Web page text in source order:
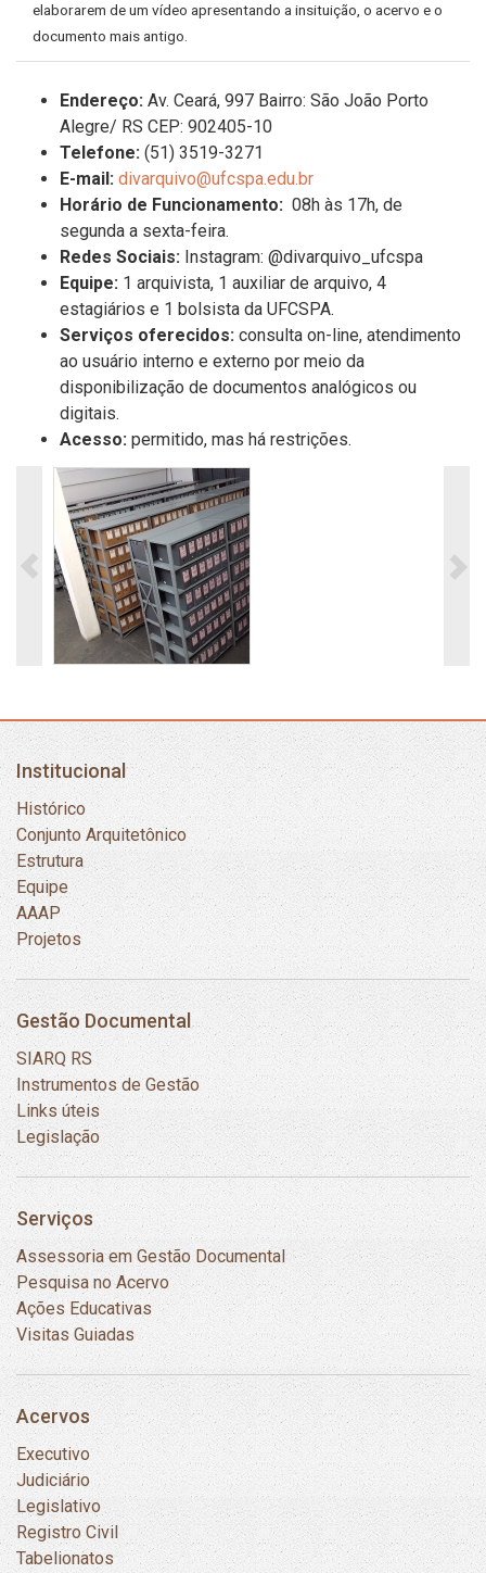
elaborarem de um vídeo apresentando a insituição, o acervo e o
documento mais antigo.
Endereço: Av. Ceará, 997 Bairro: São João Porto
Alegre/ RS CEP: 902405-10
Telefone: (51) 3519-3271
E-mail: divarquivo@ufcspa.edu.br
Horário de Funcionamento: 08h às 17h, de
segunda a sexta-feira.
Redes Sociais: Instagram: @divarquivo_ufcspa
Equipe: 1 arquivista, 1 auxiliar de arquivo, 4
estagiários e 1 bolsista da UFCSPA.
Serviços oferecidos: consulta on-line, atendimento
ao usuário interno e externo por meio da
disponibilização de documentos analógicos ou
digitais.
Acesso: permitido, mas há restrições.
Institucional
Histórico
Conjunto Arquitetônico
Estrutura
Equipe
AAAP
Projetos
Gestão Documental
SIARQ RS
Instrumentos de Gestão
Links úteis
Legislação
Serviços
Assessoria em Gestão Documental
Pesquisa no Acervo
Ações Educativas
Visitas Guiadas
Acervos
Executivo
Judiciário
Legislativo
Registro Civil
Tabelionatos